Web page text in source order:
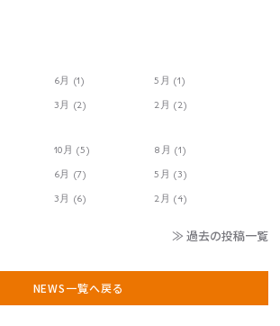
6月 (1)
5月 (1)
3月 (2)
2月 (2)
10月 (5)
8月 (1)
6月 (7)
5月 (3)
3月 (6) 2月 (4)
≫ 過去の投稿一覧
NEWS一覧へ戻る